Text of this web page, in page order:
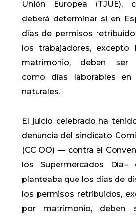
Unión Europea (TJUE),
deberá determinar si en
días de permisos
los trabajadores, excepto
matrimonio, deben ser
como días laborables
naturales.
El juicio celebrado ha
denuncia del sindicato
(CC OO) — contra el
los Supermercados
planteaba que los días de
los permisos retribuidos,
por matrimonio, deben